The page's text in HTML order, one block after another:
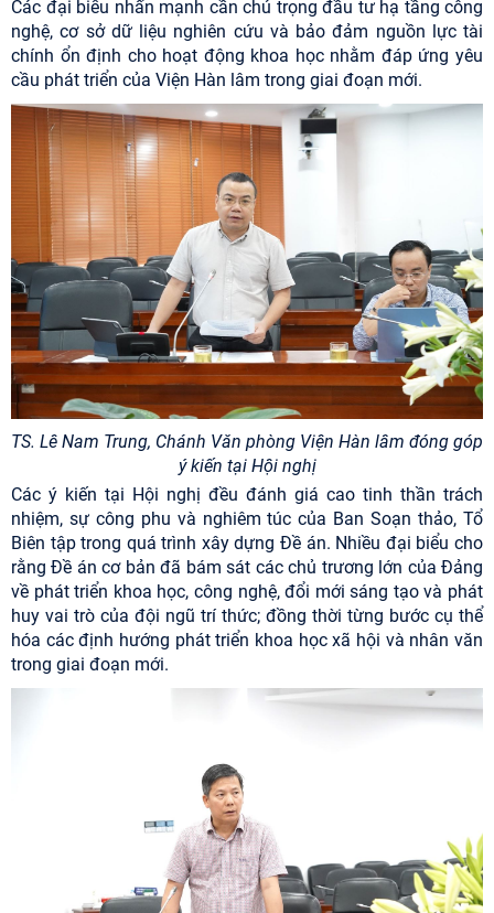
Các đại biểu nhấn mạnh cần chú trọng đầu tư hạ tầng công
nghệ, cơ sở dữ liệu nghiên cứu và bảo đảm nguồn lực tài
chính ổn định cho hoạt động khoa học nhằm đáp ứng yêu
cầu phát triển của Viện Hàn lâm trong giai đoạn mới.
TS. Lê Nam Trung, Chánh Văn phòng Viện Hàn lâm đóng góp
ý kiến tại Hội nghị
Các ý kiến tại Hội nghị đều đánh giá cao tinh thần trách
nhiệm, sự công phu và nghiêm túc của Ban Soạn thảo, Tổ
Biên tập trong quá trình xây dựng Đề án. Nhiều đại biểu cho
rằng Đề án cơ bản đã bám sát các chủ trương lớn của Đảng
về phát triển khoa học, công nghệ, đổi mới sáng tạo và phát
huy vai trò của đội ngũ trí thức; đồng thời từng bước cụ thể
hóa các định hướng phát triển khoa học xã hội và nhân văn
trong giai đoạn mới.